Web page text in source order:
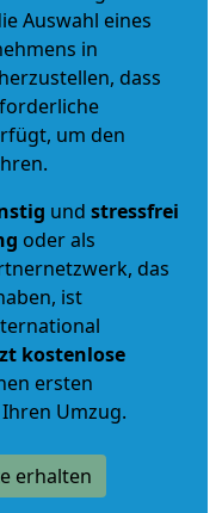
Auswahl eines
in
dass
um den
und stressfrei
oder als
das
ist
kostenlose
ersten
Umzug.
erhalten